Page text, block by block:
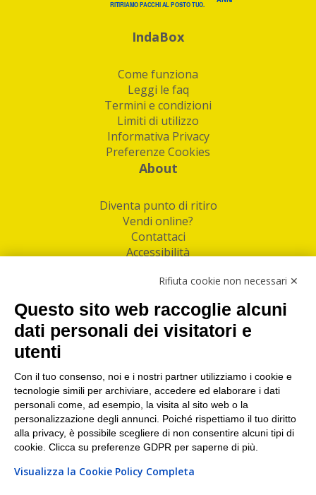
IndaBox
Come funziona
Leggi le faq
Termini e condizioni
Limiti di utilizzo
Informativa Privacy
Preferenze Cookies
About
Diventa punto di ritiro
Vendi online?
Contattaci
Accessibilità
Facebook
Linkedin
I nostri punti di ritiro e spedizione pacchi nelle
maggiori città italiane
Torino|Milano|Roma|Bologna|Firenze| Genova
Napoli|Varese
Rifiuta cookie non necessari ✕
Questo sito web raccoglie alcuni
dati personali dei visitatori e
utenti
Con il tuo consenso, noi e i nostri partner utilizziamo i cookie e
tecnologie simili per archiviare, accedere ed elaborare i dati
personali come, ad esempio, la visita al sito web o la
personalizzazione degli annunci. Poiché rispettiamo il tuo diritto
alla privacy, è possibile scegliere di non consentire alcuni tipi di
cookie. Clicca su preferenze GDPR per saperne di più.
Visualizza la Cookie Policy Completa